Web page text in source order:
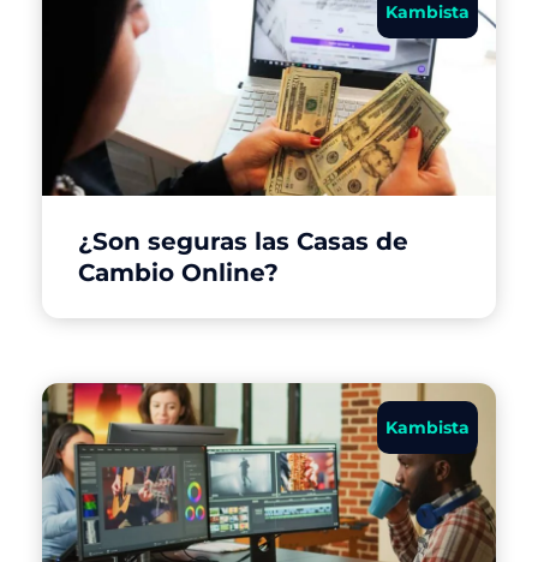
Kambista
¿Son seguras las Casas de
Cambio Online?
Kambista